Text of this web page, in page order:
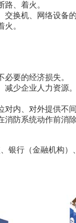
、着火。
换机、网络设备的
。
要的经济损失。
少企业人力资源。
内、对外提供不间
防系统动作前消除
银行（金融机构